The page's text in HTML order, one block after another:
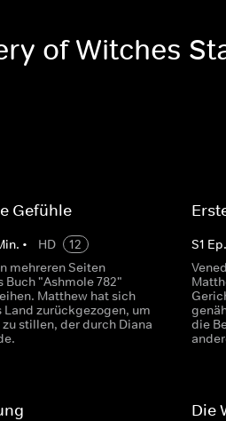
of Witches
Gefühle
• HD
12
mehreren Seiten
Buch "Ashmole 782"
Matthew hat sich
Land zurückgezogen, um
stillen, der durch Diana
S1 Ep.
die
Die